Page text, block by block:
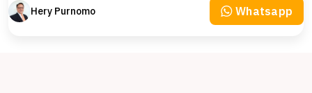
Hery Purnomo Whatsapp